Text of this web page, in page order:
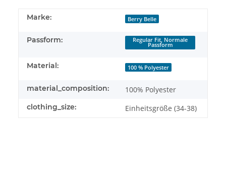
Marke: Berry Belle
Passform: Regular Fit, Normale
Passform
Material: 100 % Polyester
material_composition: 100% Polyester
clothing_size: Einheitsgröße (34-38)